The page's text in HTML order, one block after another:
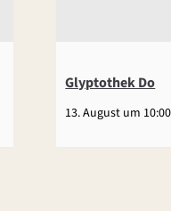
Glyptothek Do
13. August um 10:00